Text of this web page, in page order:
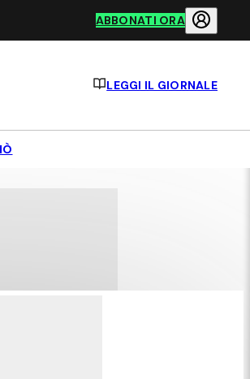
ABBONATI ORA
LEGGI IL GIORNALE